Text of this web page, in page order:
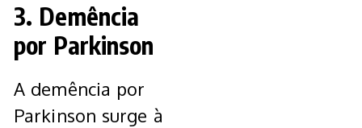
3. Demência
por Parkinson
A demência por
Parkinson surge à